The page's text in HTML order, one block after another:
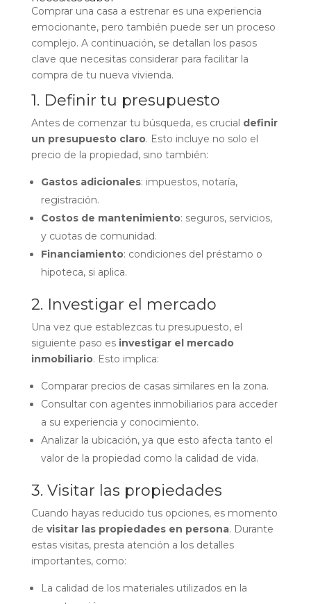
Comprar una casa a estrenar es una experiencia
emocionante, pero también puede ser un proceso
complejo. A continuación, se detallan los pasos
clave que necesitas considerar para facilitar la
compra de tu nueva vivienda.
1. Definir tu presupuesto
Antes de comenzar tu búsqueda, es crucial definir
un presupuesto claro. Esto incluye no solo el
precio de la propiedad, sino también:
Gastos adicionales: impuestos, notaría,
registración.
Costos de mantenimiento: seguros, servicios,
y cuotas de comunidad.
Financiamiento: condiciones del préstamo o
hipoteca, si aplica.
2. Investigar el mercado
Una vez que establezcas tu presupuesto, el
siguiente paso es investigar el mercado
inmobiliario. Esto implica:
Comparar precios de casas similares en la zona.
Consultar con agentes inmobiliarios para acceder
a su experiencia y conocimiento.
Analizar la ubicación, ya que esto afecta tanto el
valor de la propiedad como la calidad de vida.
3. Visitar las propiedades
Cuando hayas reducido tus opciones, es momento
de visitar las propiedades en persona. Durante
estas visitas, presta atención a los detalles
importantes, como:
La calidad de los materiales utilizados en la